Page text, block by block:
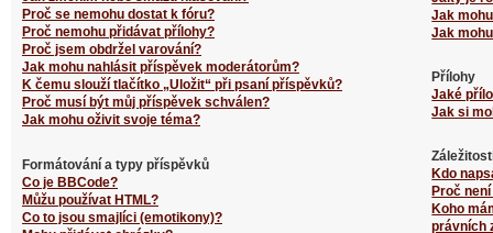
Proč se nemohu dostat k fóru?
Proč nemohu přidávat přílohy?
Proč jsem obdržel varování?
Jak mohu nahlásit příspěvek moderátorům?
K čemu slouží tlačítko „Uložit“ při psaní příspěvků?
Proč musí být můj příspěvek schválen?
Jak mohu oživit svoje téma?
Formátování a typy příspěvků
Co je BBCode?
Můžu používat HTML?
Co to jsou smajlíci (emotikony)?
Jak
Jak
Přílohy
Jaké
Jak si
Kdo
Proč
Koho
právních